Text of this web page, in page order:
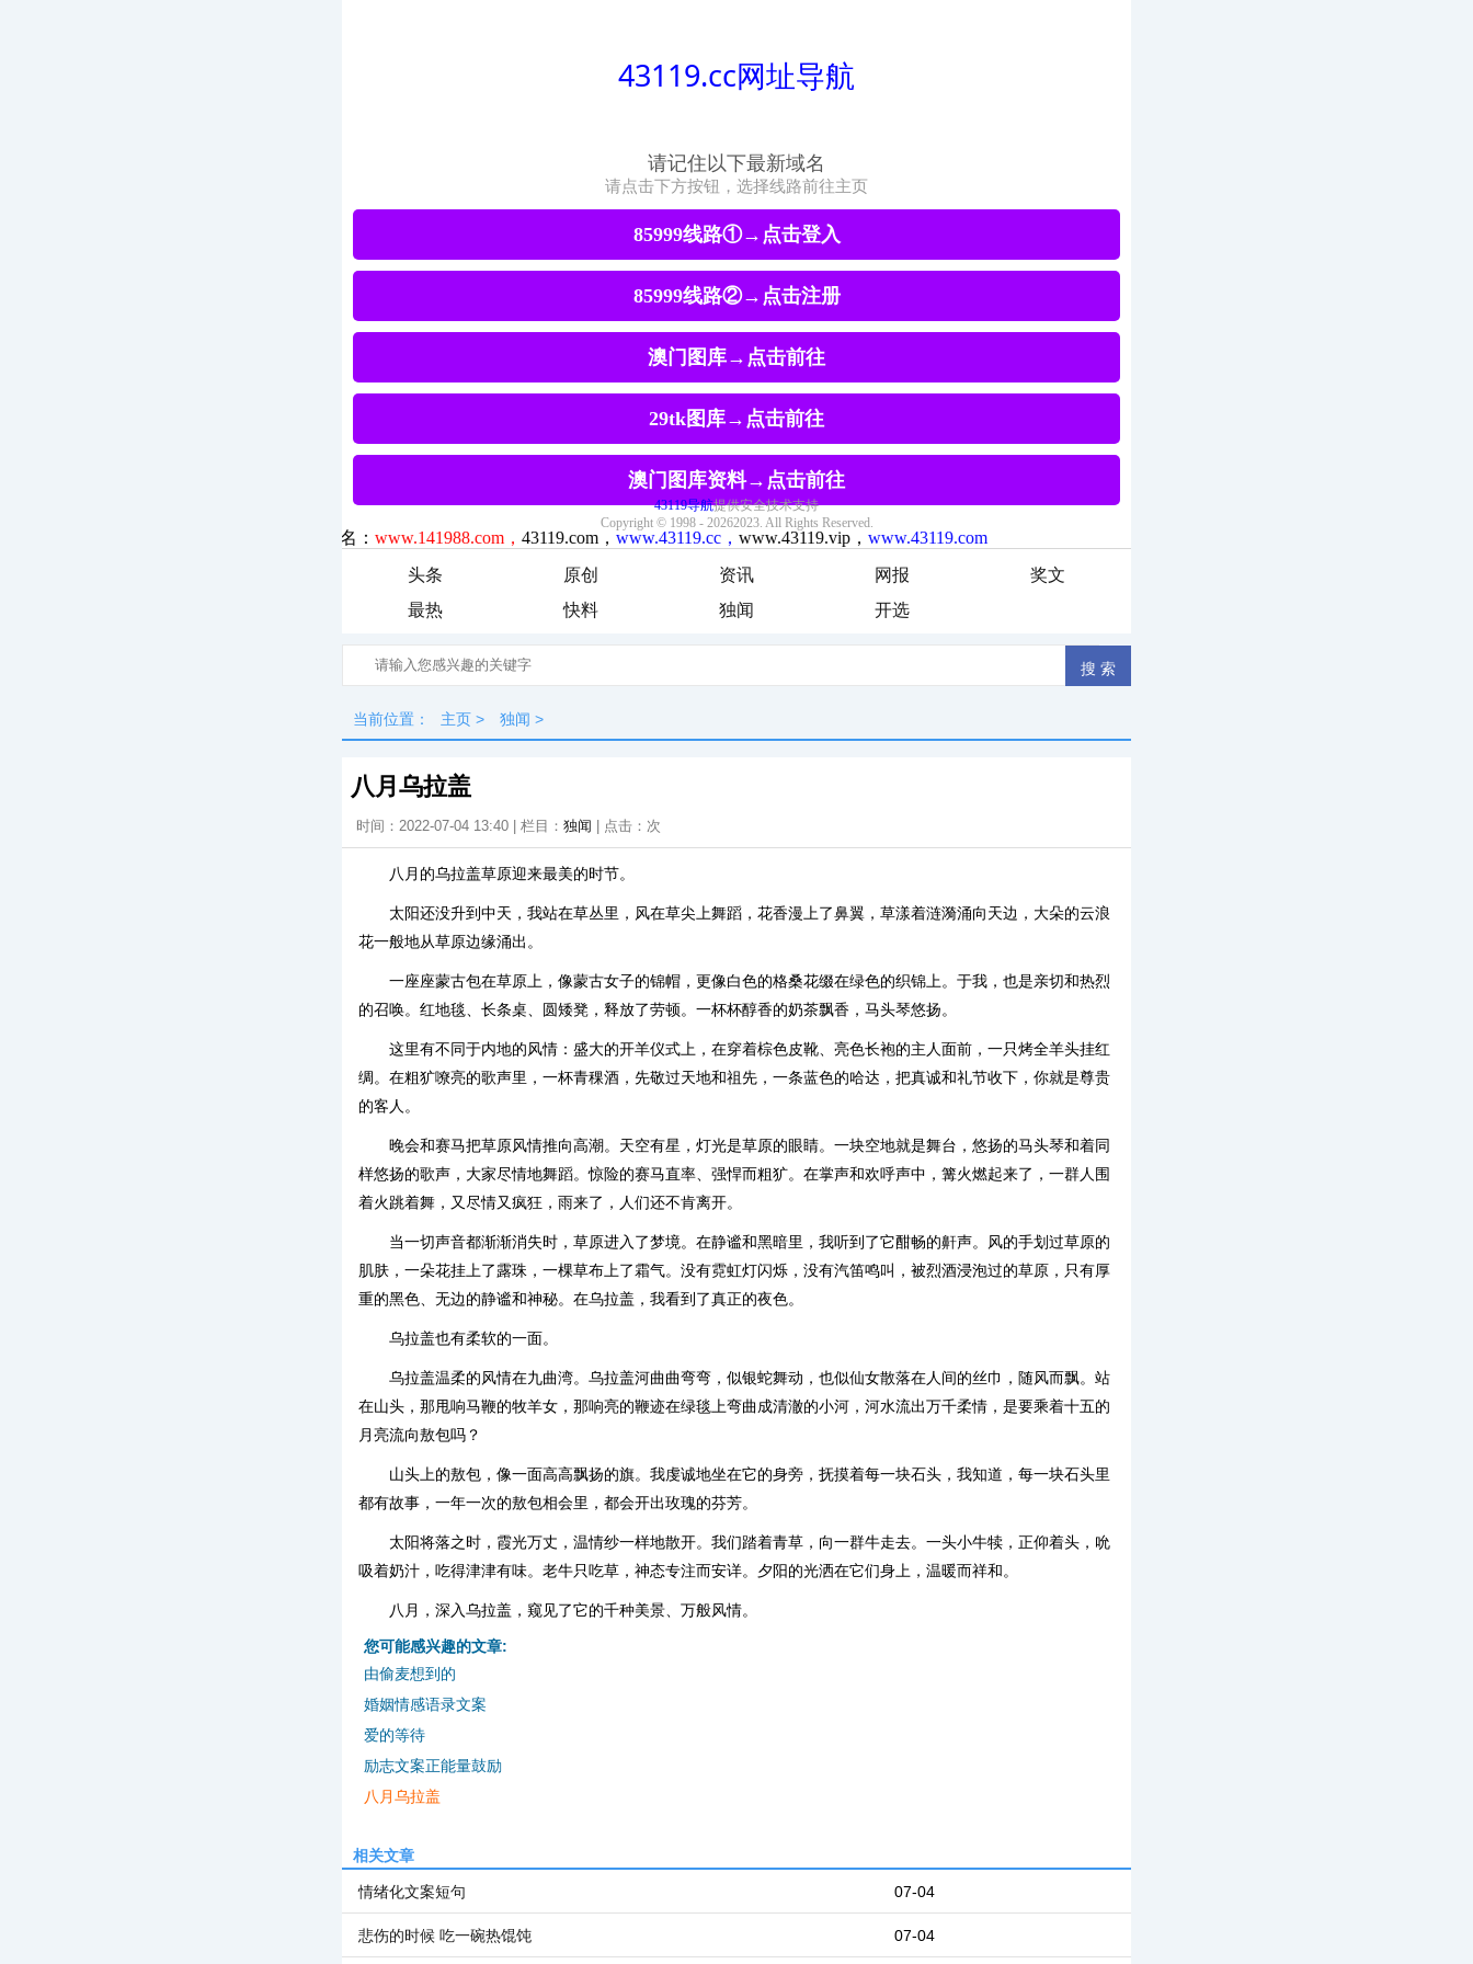
头条 原创 资讯 网报
奖文
最热
快料 独闻 开选
当前位置： 主页 > 独闻 >
八月乌拉盖
时间：2022-07-04 13:40 | 栏目： 独闻 | 点击： 次
八月的乌拉盖草原迎来最美的时节。
太阳还没升到中天，我站在草丛里，风在草尖上舞蹈，花香漫上了鼻翼，草漾着涟漪涌向天边，大朵的云浪
花一般地从草原边缘涌出。
一座座蒙古包在草原上，像蒙古女子的锦帽，更像白色的格桑花缀在绿色的织锦上。于我，也是亲切和热烈
的召唤。红地毯、长条桌、圆矮凳，释放了劳顿。一杯杯醇香的奶茶飘香，马头琴悠扬。
这里有不同于内地的风情：盛大的开羊仪式上，在穿着棕色皮靴、亮色长袍的主人面前，一只烤全羊头挂红
绸。在粗犷嘹亮的歌声里，一杯青稞酒，先敬过天地和祖先，一条蓝色的哈达，把真诚和礼节收下，你就是尊贵
的客人。
晚会和赛马把草原风情推向高潮。天空有星，灯光是草原的眼睛。一块空地就是舞台，悠扬的马头琴和着同
样悠扬的歌声，大家尽情地舞蹈。惊险的赛马直率、强悍而粗犷。在掌声和欢呼声中，篝火燃起来了，一群人围
着火跳着舞，又尽情又疯狂，雨来了，人们还不肯离开。
当一切声音都渐渐消失时，草原进入了梦境。在静谧和黑暗里，我听到了它酣畅的鼾声。风的手划过草原的
肌肤，一朵花挂上了露珠，一棵草布上了霜气。没有霓虹灯闪烁，没有汽笛鸣叫，被烈酒浸泡过的草原，只有厚
重的黑色、无边的静谧和神秘。在乌拉盖，我看到了真正的夜色。
乌拉盖也有柔软的一面。
乌拉盖温柔的风情在九曲湾。乌拉盖河曲曲弯弯，似银蛇舞动，也似仙女散落在人间的丝巾，随风而飘。站
在山头，那甩响马鞭的牧羊女，那响亮的鞭迹在绿毯上弯曲成清澈的小河，河水流出万千柔情，是要乘着十五的
月亮流向敖包吗？
山头上的敖包，像一面高高飘扬的旗。我虔诚地坐在它的身旁，抚摸着每一块石头，我知道，每一块石头里
都有故事，一年一次的敖包相会里，都会开出玫瑰的芬芳。
太阳将落之时，霞光万丈，温情纱一样地散开。我们踏着青草，向一群牛走去。一头小牛犊，正仰着头，吮
吸着奶汁，吃得津津有味。老牛只吃草，神态专注而安详。夕阳的光洒在它们身上，温暖而祥和。
八月，深入乌拉盖，窥见了它的千种美景、万般风情。
您可能感兴趣的文章:
由偷麦想到的
婚姻情感语录文案
爱的等待
励志文案正能量鼓励
八月乌拉盖
相关文章
07-04
情绪化文案短句
07-04
悲伤的时候 吃一碗热馄饨